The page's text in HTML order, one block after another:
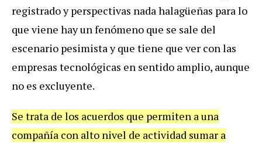
registrado y perspectivas nada halagüeñas para lo
que viene hay un fenómeno que se sale del
escenario pesimista y que tiene que ver con las
empresas tecnológicas en sentido amplio, aunque
no es excluyente.
Se trata de los acuerdos que permiten a una
compañía con alto nivel de actividad sumar a